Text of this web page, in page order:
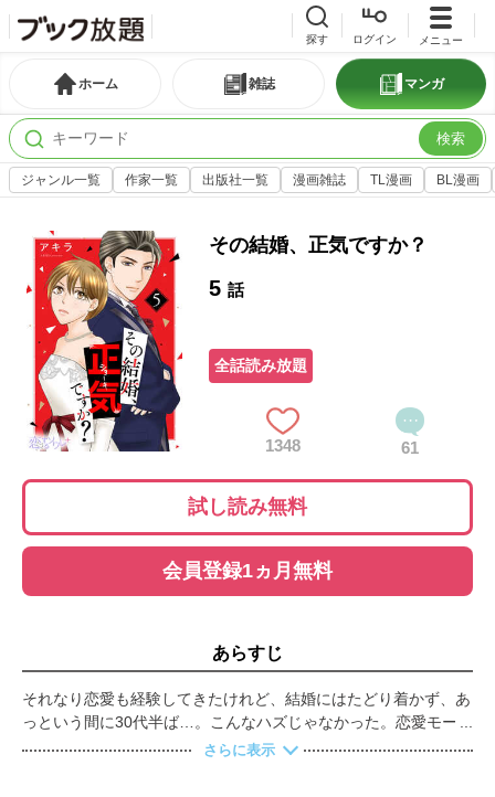
探す ログイン メニュー
ホーム 雑誌 マンガ
検索
ジャンル一覧 作家一覧 出版社一覧 漫画雑誌 TL漫画 BL漫画
その結婚、正気ですか？
5話
全話読み放題
1348 61
試し読み無料
会員登録1ヵ月無料
あらすじ
それなり恋愛も経験してきたけれど、結婚にはたどり着かず、あ
っという間に30代半ば…。こんなハズじゃなかった。恋愛モード
にすら入れない。ならばと婚活してみても、“普通”の結婚相手を
さらに表示